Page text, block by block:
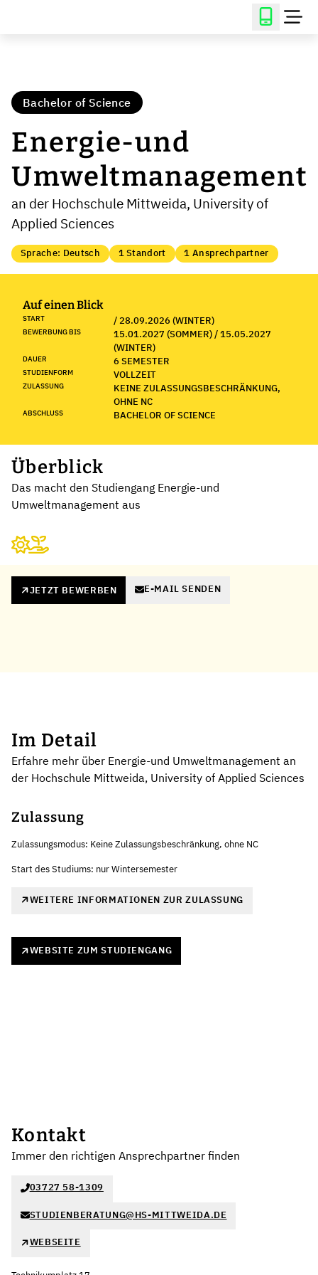
Bachelor of Science
Energie-und
Umweltmanagement
an der Hochschule Mittweida, University of
Applied Sciences
Sprache: Deutsch 1 Standort 1 Ansprechpartner
Auf einen Blick
START / 28.09.2026 (WINTER)
BEWERBUNG BIS
15.01.2027 (SOMMER) / 15.05.2027
(WINTER)
DAUER 6 SEMESTER
STUDIENFORM VOLLZEIT
ZULASSUNG
KEINE ZULASSUNGSBESCHRÄNKUNG,
OHNE NC
ABSCHLUSS BACHELOR OF SCIENCE
Überblick
Das macht den Studiengang Energie-und
Umweltmanagement aus
JETZT BEWERBEN E-MAIL SENDEN
Im Detail
Erfahre mehr über Energie-und Umweltmanagement an
der Hochschule Mittweida, University of Applied Sciences
Zulassung
Zulassungsmodus: Keine Zulassungsbeschränkung, ohne NC
Start des Studiums: nur Wintersemester
WEITERE INFORMATIONEN ZUR ZULASSUNG
WEBSITE ZUM STUDIENGANG
Kontakt
Immer den richtigen Ansprechpartner finden
03727 58-1309
STUDIENBERATUNG@HS-MITTWEIDA.DE
WEBSEITE